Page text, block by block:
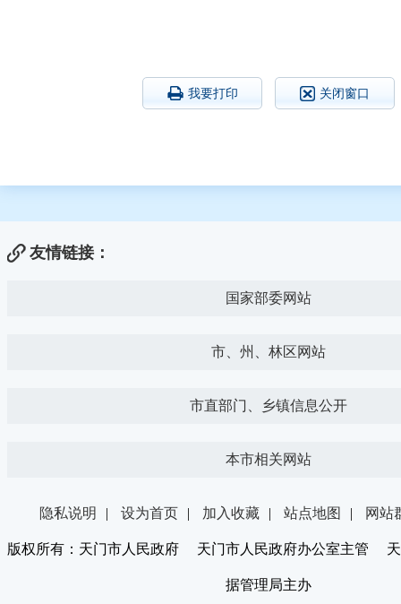
我要打印 关闭窗口
友情链接：
国家部委网站
市、州、林区网站
市直部门、乡镇信息公开
本市相关网站
隐私说明 | 设为首页 | 加入收藏 | 站点地图 | 网站
版权所有：天门市人民政府 天门市人民政府办公室主管 天
据管理局主办